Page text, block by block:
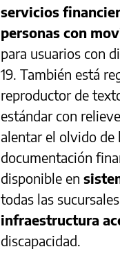
servicios
personas con
para usuarios con
19. También está
reproductor de
estándar con
alentar el olvido de
documentación
disponible en
todas las
infraestructura
discapacidad.